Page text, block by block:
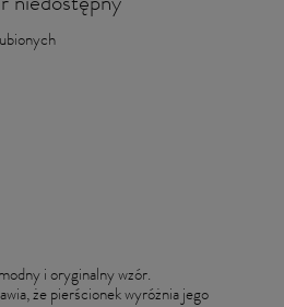
niedostępny
i oryginalny wzór.
że pierścionek wyróżnia jego